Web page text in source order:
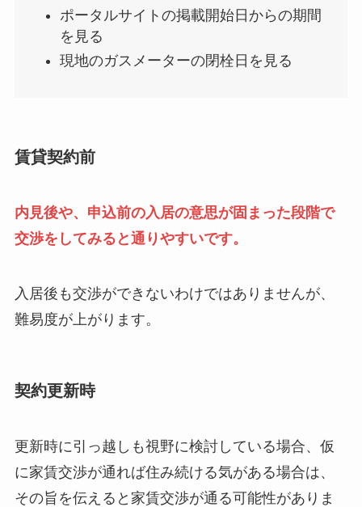
ポータルサイトの掲載開始日からの期間
を見る
現地のガスメーターの閉栓日を見る
賃貸契約前
内見後や、申込前の入居の意思が固まった段階で
交渉をしてみると通りやすいです。
入居後も交渉ができないわけではありませんが、
難易度が上がります。
契約更新時
更新時に引っ越しも視野に検討している場合、仮
に家賃交渉が通れば住み続ける気がある場合は、
その旨を伝えると家賃交渉が通る可能性がありま